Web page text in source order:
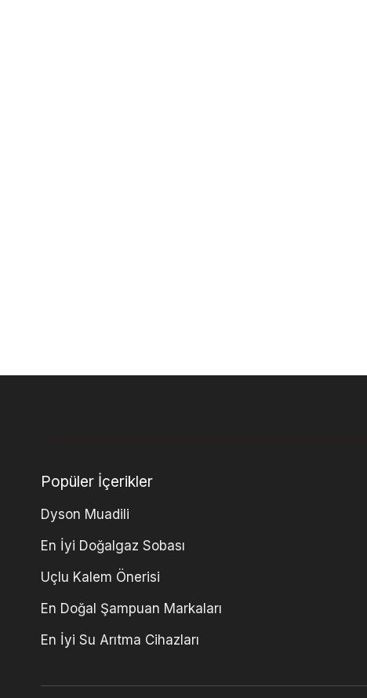
Popüler İçerikler
Dyson Muadili
En İyi Doğalgaz Sobası
Uçlu Kalem Önerisi
En Doğal Şampuan Markaları
En İyi Su Arıtma Cihazları